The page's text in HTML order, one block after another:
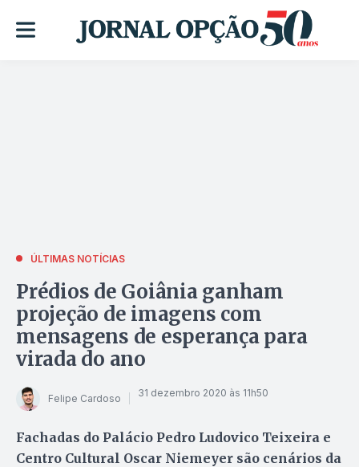
ÚLTIMAS NOTÍCIAS
Prédios de Goiânia ganham
projeção de imagens com
mensagens de esperança para
virada do ano
Felipe Cardoso 31 dezembro 2020 às 11h50
Fachadas do Palácio Pedro Ludovico Teixeira e
Centro Cultural Oscar Niemeyer são cenários da